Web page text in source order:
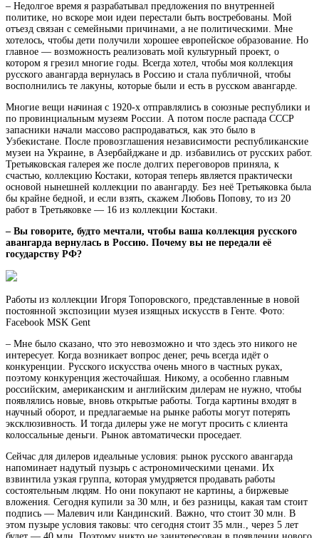
– Недолгое время я разрабатывал предложения по внутренней
политике, но вскоре мои идеи перестали быть востребованы. Мой
отъезд связан с семейными причинами, а не политическими. Мне
хотелось, чтобы дети получили хорошее европейское образование. Но
главное — возможность реализовать мой культурный проект, о
котором я грезил многие годы. Всегда хотел, чтобы моя коллекция
русского авангарда вернулась в Россию и стала публичной, чтобы
восполнились те лакуны, которые были и есть в русском авангарде.
Многие вещи начиная с 1920-х отправлялись в союзные республики и
по провинциальным музеям России. А потом после распада СССР
запасники начали массово распродаваться, как это было в
Узбекистане. После провозглашения независимости республиканские
музеи на Украине, в Азербайджане и др. избавились от русских работ.
Третьяковская галерея же после долгих переговоров приняла, к
счастью, коллекцию Костаки, которая теперь является практически
основой нынешней коллекции по авангарду. Без неё Третьяковка была
бы крайне бедной, и если взять, скажем Любовь Попову, то из 20
работ в Третьяковке — 16 из коллекции Костаки.
– Вы говорите, будто мечтали, чтобы ваша коллекция русского
авангарда вернулась в Россию. Почему вы не передали её
государству РФ?
Работы из коллекции Игоря Топоровского, представленные в новой
постоянной экспозиции музея изящных искусств в Генте. Фото:
Facebook MSK Gent
– Мне было сказано, что это невозможно и что здесь это никого не
интересует. Когда возникает вопрос денег, речь всегда идёт о
конкуренции. Русского искусства очень много в частных руках,
поэтому конкуренция жесточайшая. Никому, а особенно главным
российским, американским и английским дилерам не нужно, чтобы
появлялись новые, вновь открытые работы. Тогда картины входят в
научный оборот, и предлагаемые на рынке работы могут потерять
эксклюзивность. И тогда дилеры уже не могут просить с клиента
колоссальные деньги. Рынок автоматически проседает.
Сейчас для дилеров идеальные условия: рынок русского авангарда
напоминает надутый пузырь с астрономическими ценами. Их
взвинтила узкая группа, которая умудряется продавать работы
состоятельным людям. Но они покупают не картины, а биржевые
вложения. Сегодня купили за 30 млн, и без разницы, какая там стоит
подпись — Малевич или Кандинский. Важно, что стоит 30 млн. В
этом пузыре условия таковы: что сегодня стоит 35 млн., через 5 лет